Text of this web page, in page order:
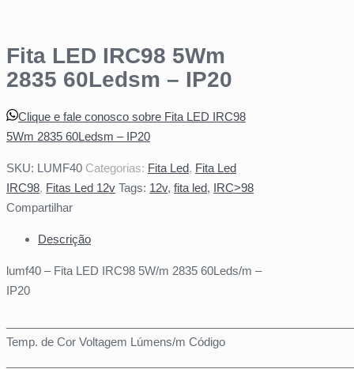
Fita LED IRC98 5Wm
2835 60Ledsm – IP20
Clique e fale conosco sobre Fita LED IRC98
5Wm 2835 60Ledsm – IP20
SKU: LUMF40 Categorias: Fita Led, Fita Led
IRC98, Fitas Led 12v Tags: 12v, fita led, IRC>98
Compartilhar
Descrição
lumf40 – Fita LED IRC98 5W/m 2835 60Leds/m –
IP20
Temp. de Cor Voltagem Lúmens/m Código